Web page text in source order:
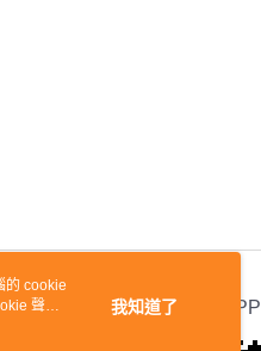
官方APP
的 cookie
聲明
我知道了